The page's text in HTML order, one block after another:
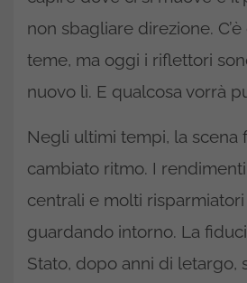
non sbagliare direzione.
teme, ma oggi i riflettori
nuovo lì. E qualcosa vorrà
Negli ultimi tempi, la scena
cambiato ritmo. I
centrali e molti
guardando intorno. La
Stato, dopo anni di letargo,